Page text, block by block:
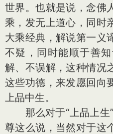
世界。也就是说，念佛
乘，发无上道心，同时
大乘经典，解说第一义
不疑，同时能顺于善
解、不误解，这种情况
这些功德，来发愿回向
上品中生。
那么对于“上品上生
尊这么说，当然对于这